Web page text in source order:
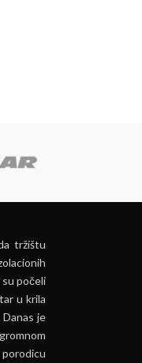
tržištu
su počeli
u krila
je